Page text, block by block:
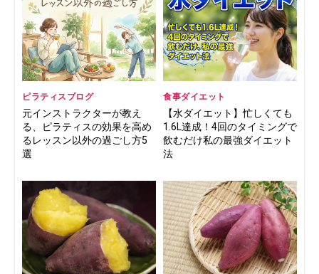
ピラティスブログ
元インストラクターが教え
る、ピラティスの効果を高め
るレッスン以外の過ごし方5
選
食事ダイエット
【水ダイエット】忙しくても
1.6L達成！4回のタイミングで
飲むだけ私の最強ダイエット
法